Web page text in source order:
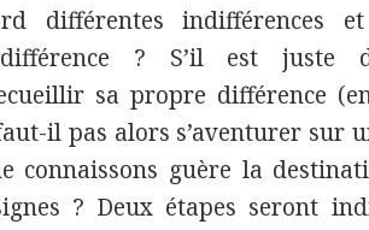
différentes indifférences
? S’il est juste
sa propre différence (en
il pas alors s’aventurer sur
connaissons guère la
? Deux étapes seront